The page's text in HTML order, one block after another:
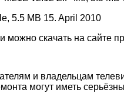
5.5 MB 15. April 2010
можно скачать на сайте
и владельцам
могут иметь